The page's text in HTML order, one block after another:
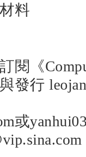
料
閱《
發行
或